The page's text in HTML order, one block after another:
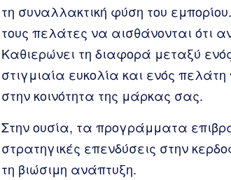
τη συναλλακτική φύση του
τους πελάτες να αισθάνονται ότι
Καθιερώνει τη διαφορά μεταξύ
στιγμιαία ευκολία και ενός
στην κοινότητα της μάρκας σας.
Στην ουσία, τα προγράμματα
στρατηγικές επενδύσεις στην
τη βιώσιμη ανάπτυξη.